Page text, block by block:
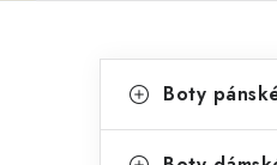
okategorie
a
Boty